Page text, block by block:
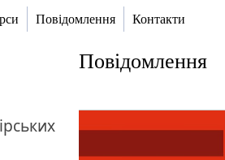
Повідомлення Контакти
Повідомлення